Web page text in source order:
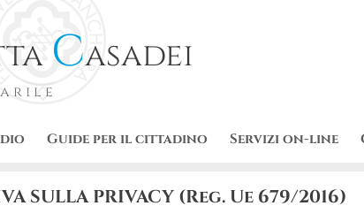
Casadei
Guide per il cittadino Servizi on-line
SULLA PRIVACY (Reg. Ue 679/2016)